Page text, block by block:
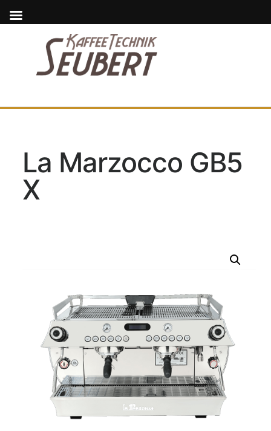
La Marzocco GB5
X